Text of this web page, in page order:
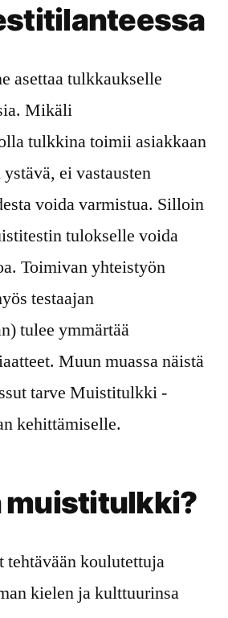
asettaa tulkkaukselle
Mikäli
tulkkina toimii asiakkaan
ei vastausten
voida varmistua. Silloin
tulokselle voida
Toimivan yhteistyön
testaajan
tulee ymmärtää
Muun muassa näistä
tarve Muistitulkki -
kehittämiselle.
muistitulkki?
koulutettuja
kielen ja kulttuurinsa